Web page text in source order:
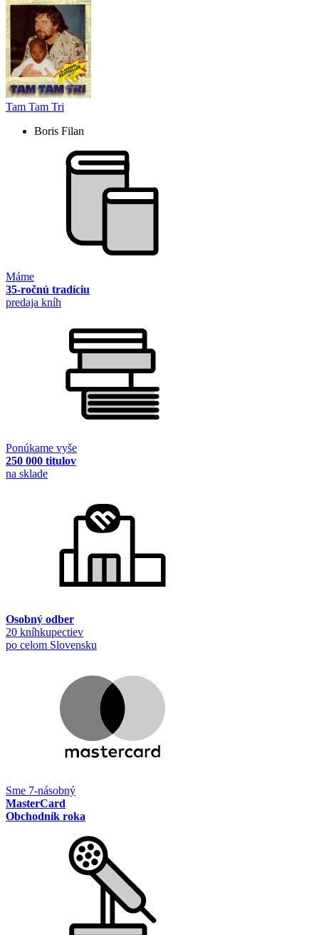
Tam Tam Tri
Boris Filan
Máme
35-ročnú tradíciu
predaja kníh
Ponúkame vyše
250 000 titulov
na sklade
Osobný odber
20 kníhkupectiev
po celom Slovensku
Sme 7-násobný
MasterCard
Obchodník roka